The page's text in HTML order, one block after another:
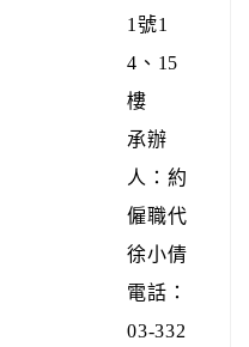
1號1
4、15
樓
承辦
人：約
僱職代
徐小倩
電話：
03-332